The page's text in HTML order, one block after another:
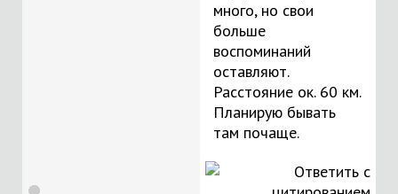
много, но свои
больше
воспоминаний
оставляют.
Расстояние ок. 60 км.
Планирую бывать
там почаще.